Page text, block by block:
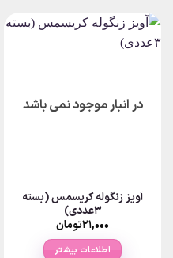
در انبار موجود نمی باشد
آویز زنگوله کریسمس (بسته
۳عددی)
۲۱,۰۰۰تومان
اطلاعات بیشتر